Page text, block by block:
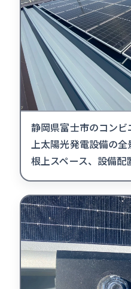
静岡県富士市のコン
上太陽光発電設備の
根上スペース、設備配